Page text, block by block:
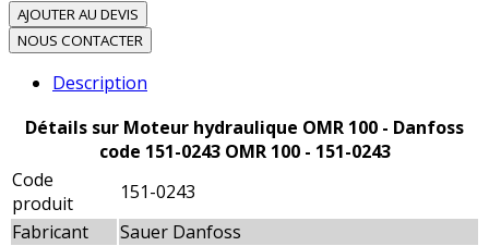
AJOUTER AU DEVIS
NOUS CONTACTER
Description
Détails sur Moteur hydraulique OMR 100 - Danfoss
code 151-0243 OMR 100 - 151-0243
Code
produit
151-0243
Fabricant
Sauer Danfoss